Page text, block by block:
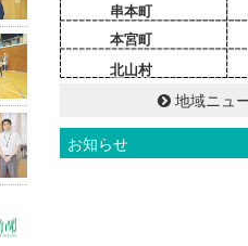
串本町
本宮町
北山村
地域ニュ
お知らせ